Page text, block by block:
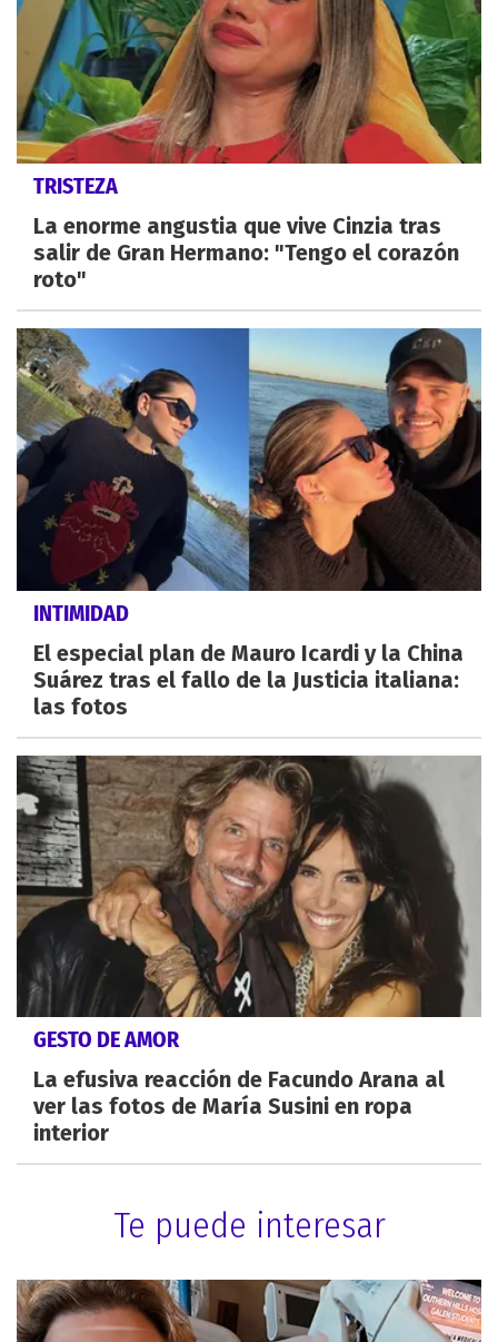
TRISTEZA
La enorme angustia que vive Cinzia tras
salir de Gran Hermano: "Tengo el corazón
roto"
INTIMIDAD
El especial plan de Mauro Icardi y la China
Suárez tras el fallo de la Justicia italiana:
las fotos
GESTO DE AMOR
La efusiva reacción de Facundo Arana al
ver las fotos de María Susini en ropa
interior
Te puede interesar